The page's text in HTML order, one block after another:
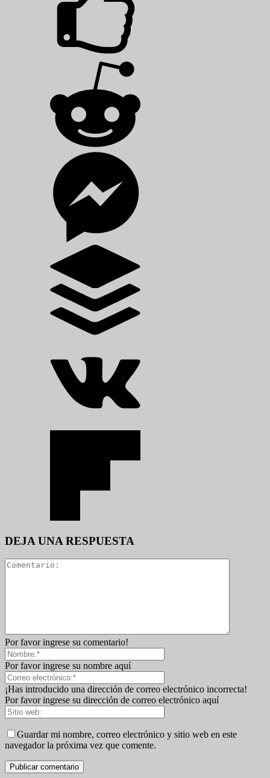
DEJA UNA RESPUESTA
Por favor ingrese su comentario!
Por favor ingrese su nombre aquí
¡Has introducido una dirección de correo electrónico incorrecta!
Por favor ingrese su dirección de correo electrónico aquí
Guardar mi nombre, correo electrónico y sitio web en este
navegador la próxima vez que comente.